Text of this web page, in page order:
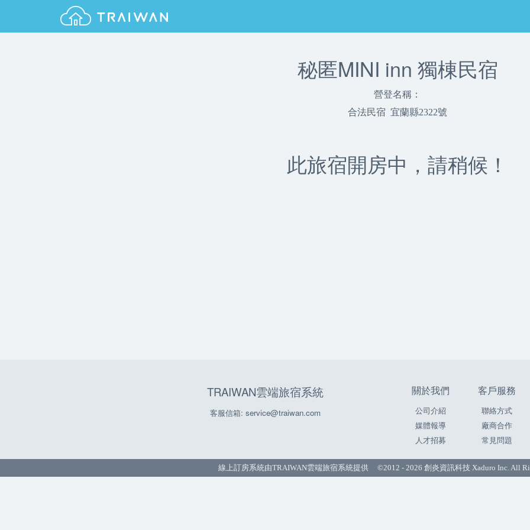
秘匿MINI inn 獨棟民宿
營登名稱：
合法民宿 宜蘭縣2322號
此旅宿開房中，請稍候！
TRAIWAN雲端旅宿系統
客服信箱: service@traiwan.com
關於我們
公司介紹
媒體報導
人才招募
客戶服務
聯絡方式
廠商合作
常見問題
線上訂房系統由TRAIWAN雲端旅宿系統提供 ©2012 - 2026 創炎資訊科技 Xaduro Inc. All